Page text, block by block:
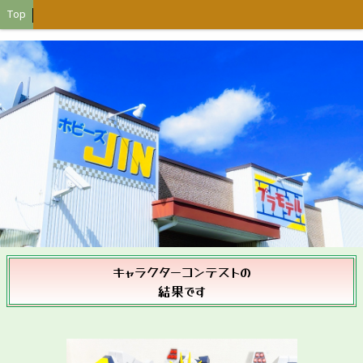
Top
キャラクターコンテストの
結果です